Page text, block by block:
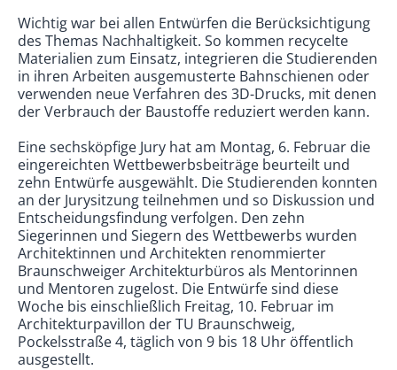
Wichtig war bei allen Entwürfen die Berücksichtigung
des Themas Nachhaltigkeit. So kommen recycelte
Materialien zum Einsatz, integrieren die Studierenden
in ihren Arbeiten ausgemusterte Bahnschienen oder
verwenden neue Verfahren des 3D-Drucks, mit denen
der Verbrauch der Baustoffe reduziert werden kann.
Eine sechsköpfige Jury hat am Montag, 6. Februar die
eingereichten Wettbewerbsbeiträge beurteilt und
zehn Entwürfe ausgewählt. Die Studierenden konnten
an der Jurysitzung teilnehmen und so Diskussion und
Entscheidungsfindung verfolgen. Den zehn
Siegerinnen und Siegern des Wettbewerbs wurden
Architektinnen und Architekten renommierter
Braunschweiger Architekturbüros als Mentorinnen
und Mentoren zugelost. Die Entwürfe sind diese
Woche bis einschließlich Freitag, 10. Februar im
Architekturpavillon der TU Braunschweig,
Pockelsstraße 4, täglich von 9 bis 18 Uhr öffentlich
ausgestellt.